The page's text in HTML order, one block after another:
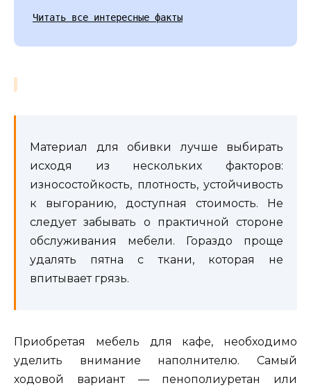
Читать все интересные факты
Материал для обивки лучше выбирать
исходя из нескольких факторов:
износостойкость, плотность, устойчивость
к выгоранию, доступная стоимость. Не
следует забывать о практичной стороне
обслуживания мебели. Гораздо проще
удалять пятна с ткани, которая не
впитывает грязь.
Приобретая мебель для кафе, необходимо
уделить внимание наполнителю. Самый
ходовой вариант — пенополиуретан или